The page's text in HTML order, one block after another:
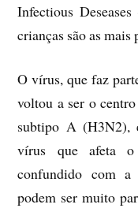
Infectious
crianças são as mais
O vírus, que faz
voltou a ser o
subtipo A (H3N2),
vírus que afeta o
confundido com a
podem ser muito